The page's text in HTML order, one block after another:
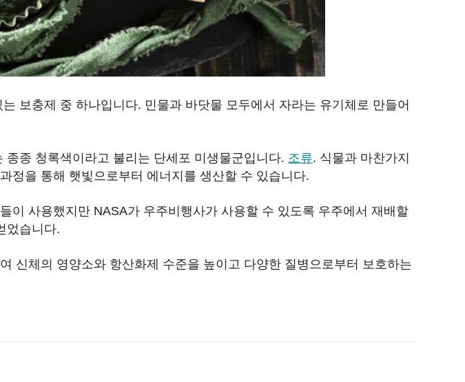
보충제 중 하나입니다. 민물과 바닷물 모두에서 자라는 유기체로 만들어
종종 청록색이라고 불리는 단세포 미생물군입니다. 조류. 식물과 마찬가지
정을 통해 햇빛으로부터 에너지를 생산할 수 있습니다.
이 사용했지만 NASA가 우주비행사가 사용할 수 있도록 우주에서 재배할
었습니다.
신체의 영양소와 항산화제 수준을 높이고 다양한 질병으로부터 보호하는